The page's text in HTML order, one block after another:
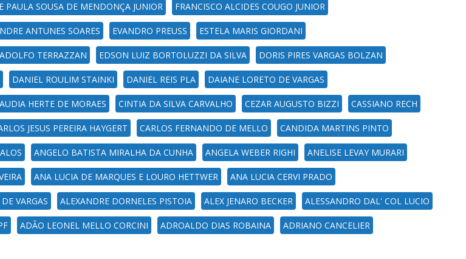
PAULA SOUSA DE MENDONÇA JUNIOR FRANCISCO ALCIDES COUGO JUNIOR
ANTUNES SOARES EVANDRO PREUSS ESTELA MARIS GIORDANI
TERRAZZAN EDSON LUIZ BORTOLUZZI DA SILVA DORIS PIRES VARGAS BOLZAN
DANIEL ROULIM STAINKI DANIEL REIS PLA DAIANE LORETO DE VARGAS
HERTE DE MORAES CINTIA DA SILVA CARVALHO CEZAR AUGUSTO BIZZI CASSIANO RECH
JESUS PEREIRA HAYGERT CARLOS FERNANDO DE MELLO CANDIDA MARTINS PINTO
ANGELO BATISTA MIRALHA DA CUNHA ANGELA WEBER RIGHI ANELISE LEVAY MURARI
ANA LUCIA DE MARQUES E LOURO HETTWER ANA LUCIA CERVI PRADO
VARGAS ALEXANDRE DORNELES PISTOIA ALEX JENARO BECKER ALESSANDRO DAL' COL LUCIO
ADÃO LEONEL MELLO CORCINI ADROALDO DIAS ROBAINA ADRIANO CANCELIER